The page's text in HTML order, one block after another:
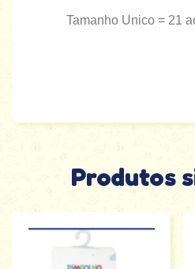
Tamanho Unico = 21
Produtos